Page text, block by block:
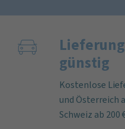
günstig
Kostenlose
und Österreich
Schweiz ab 200